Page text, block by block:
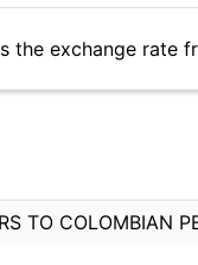
the exchange rate
TO COLOMBIAN